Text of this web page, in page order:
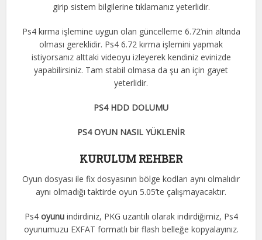
girip sistem bilgilerine tıklamanız yeterlidir.
Ps4 kırma işlemine uygun olan güncelleme 6.72’nin altında
olması gereklidir. Ps4 6.72 kırma işlemini yapmak
istiyorsanız alttaki videoyu izleyerek kendiniz evinizde
yapabilirsiniz. Tam stabil olmasa da şu an için gayet
yeterlidir.
PS4 HDD DOLUMU
PS4 OYUN NASIL YÜKLENİR
KURULUM REHBER
Oyun dosyası ile fix dosyasının bölge kodları aynı olmalıdır
aynı olmadığı taktirde oyun 5.05’te çalışmayacaktır.
Ps4 oyunuindirdiniz, PKG uzantılı olarak indirdiğimiz, Ps4
oyunumuzu EXFAT formatlı bir flash belleğe kopyalayınız.